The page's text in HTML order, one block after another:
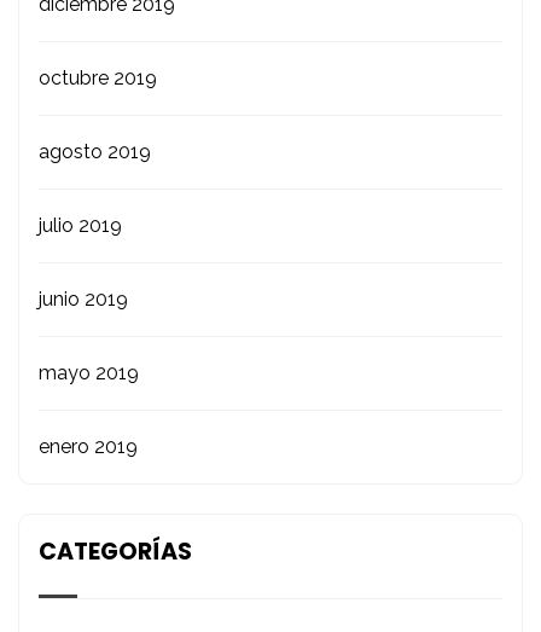
diciembre 2019
octubre 2019
agosto 2019
julio 2019
junio 2019
mayo 2019
enero 2019
CATEGORÍAS